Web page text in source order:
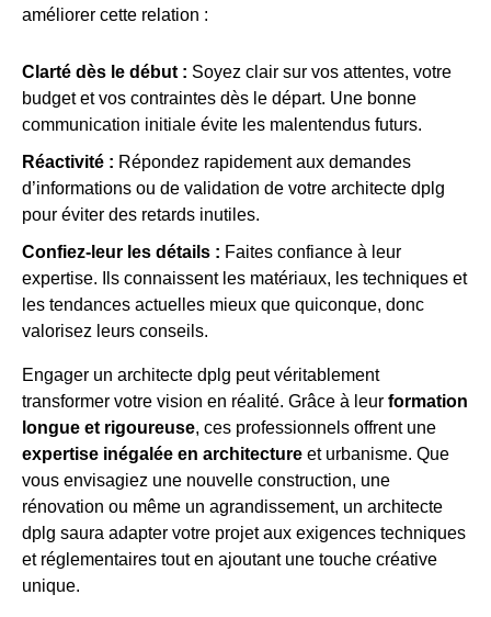
améliorer cette relation :
Clarté dès le début : Soyez clair sur vos attentes, votre
budget et vos contraintes dès le départ. Une bonne
communication initiale évite les malentendus futurs.
Réactivité : Répondez rapidement aux demandes
d’informations ou de validation de votre architecte dplg
pour éviter des retards inutiles.
Confiez-leur les détails : Faites confiance à leur
expertise. Ils connaissent les matériaux, les techniques et
les tendances actuelles mieux que quiconque, donc
valorisez leurs conseils.
Engager un architecte dplg peut véritablement
transformer votre vision en réalité. Grâce à leur formation
longue et rigoureuse, ces professionnels offrent une
expertise inégalée en architecture et urbanisme. Que
vous envisagiez une nouvelle construction, une
rénovation ou même un agrandissement, un architecte
dplg saura adapter votre projet aux exigences techniques
et réglementaires tout en ajoutant une touche créative
unique.